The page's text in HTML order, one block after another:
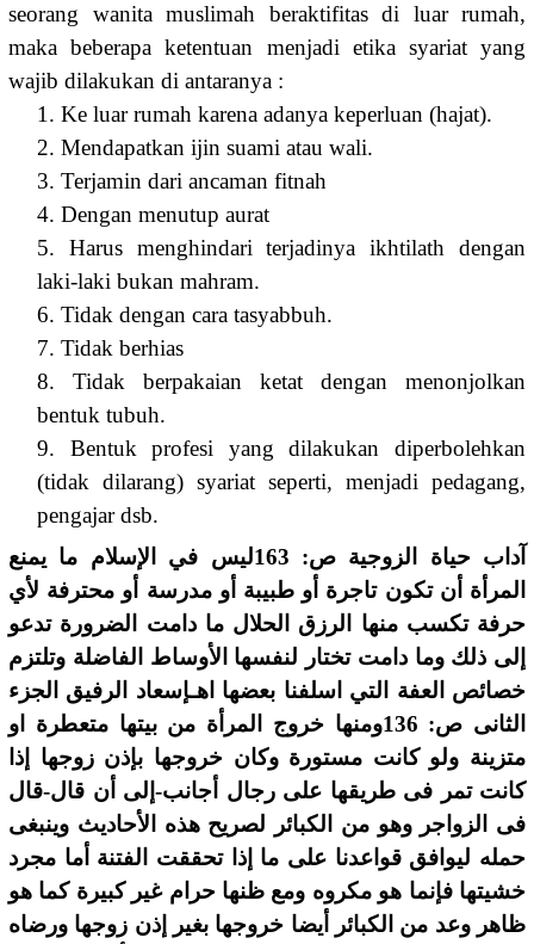
seorang wanita muslimah beraktifitas di luar rumah,
maka beberapa ketentuan menjadi etika syariat yang
wajib dilakukan di antaranya :
1. Ke luar rumah karena adanya keperluan (hajat).
2. Mendapatkan ijin suami atau wali.
3. Terjamin dari ancaman fitnah
4. Dengan menutup aurat
5. Harus menghindari terjadinya ikhtilath dengan
laki-laki bukan mahram.
6. Tidak dengan cara tasyabbuh.
7. Tidak berhias
8. Tidak berpakaian ketat dengan menonjolkan
bentuk tubuh.
9. Bentuk profesi yang dilakukan diperbolehkan
(tidak dilarang) syariat seperti, menjadi pedagang,
pengajar dsb.
آداب حياة الزوجية ص: 163ليس في الإسلام ما يمنع
المرأة أن تكون تاجرة أو طبيبة أو مدرسة أو محترفة لأي
حرفة تكسب منها الرزق الحلال ما دامت الضرورة تدعو
إلى ذلك وما دامت تختار لنفسها الأوساط الفاضلة وتلتزم
خصائص العفة التي اسلفنا بعضها اهـإسعاد الرفيق الجزء
الثانى ص: 136ومنها خروج المرأة من بيتها متعطرة او
متزينة ولو كانت مستورة وكان خروجها بإذن زوجها إذا
كانت تمر فى طريقها على رجال أجانب-إلى أن قال-قال
فى الزواجر وهو من الكبائر لصريح هذه الأحاديث وينبغى
حمله ليوافق قواعدنا على ما إذا تحققت الفتنة أما مجرد
خشيتها فإنما هو مكروه ومع ظنها حرام غير كبيرة كما هو
ظاهر وعد من الكبائر أيضا خروجها بغير إذن زوجها ورضاه